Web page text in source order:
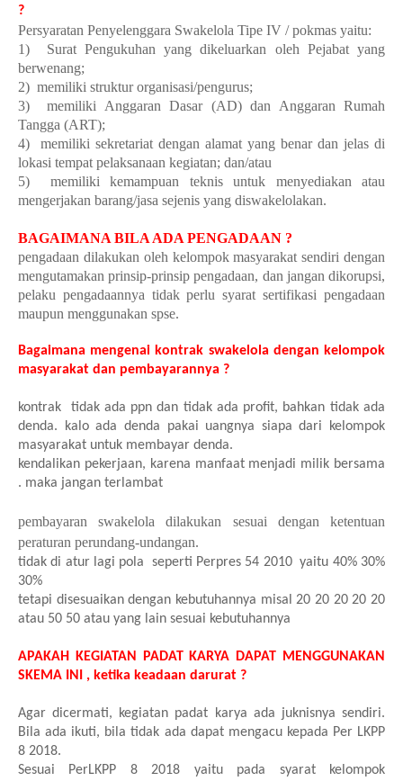
?
Persyaratan Penyelenggara Swakelola Tipe IV / pokmas yaitu:
1) Surat Pengukuhan yang dikeluarkan oleh Pejabat yang
berwenang;
2) memiliki struktur organisasi/pengurus;
3) memiliki Anggaran Dasar (AD) dan Anggaran Rumah
Tangga (ART);
4) memiliki sekretariat dengan alamat yang benar dan jelas di
lokasi tempat pelaksanaan kegiatan; dan/atau
5) memiliki kemampuan teknis untuk menyediakan atau
mengerjakan barang/jasa sejenis yang diswakelolakan.
BAGAIMANA BILA ADA PENGADAAN ?
pengadaan dilakukan oleh kelompok masyarakat sendiri dengan
mengutamakan prinsip-prinsip pengadaan, dan jangan dikorupsi,
pelaku pengadaannya tidak perlu syarat sertifikasi pengadaan
maupun menggunakan spse.
Bagaimana mengenai kontrak swakelola dengan kelompok
masyarakat dan pembayarannya ?
kontrak tidak ada ppn dan tidak ada profit, bahkan tidak ada
denda. kalo ada denda pakai uangnya siapa dari kelompok
masyarakat untuk membayar denda.
kendalikan pekerjaan, karena manfaat menjadi milik bersama
. maka jangan terlambat
pembayaran swakelola dilakukan sesuai dengan ketentuan
peraturan perundang-undangan.
tidak di atur lagi pola seperti Perpres 54 2010 yaitu 40% 30%
30%
tetapi disesuaikan dengan kebutuhannya misal 20 20 20 20 20
atau 50 50 atau yang lain sesuai kebutuhannya
APAKAH KEGIATAN PADAT KARYA DAPAT MENGGUNAKAN
SKEMA INI , ketika keadaan darurat ?
Agar dicermati, kegiatan padat karya ada juknisnya sendiri.
Bila ada ikuti, bila tidak ada dapat mengacu kepada Per LKPP
8 2018.
Sesuai PerLKPP 8 2018 yaitu pada syarat kelompok